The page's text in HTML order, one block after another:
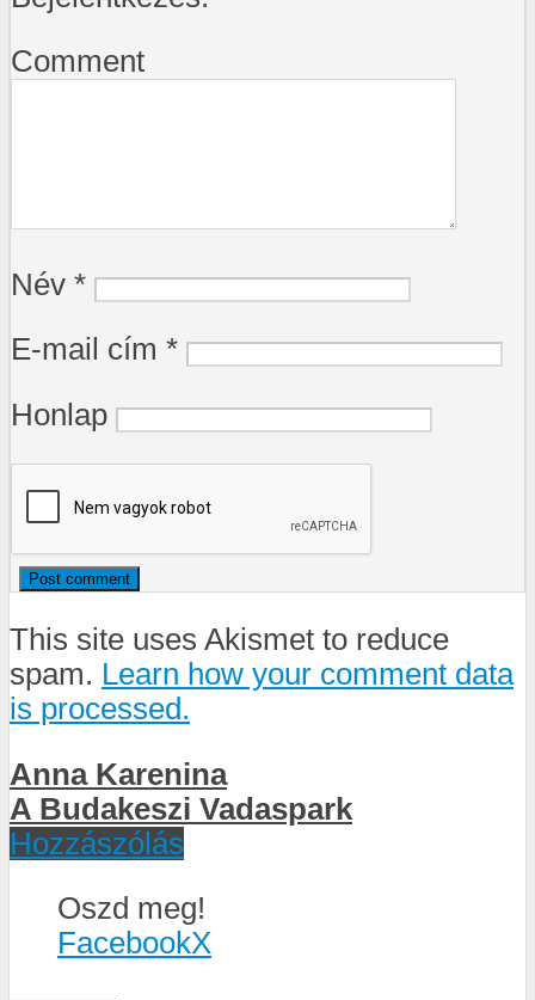
Comment
Név *
E-mail cím *
Honlap
This site uses Akismet to reduce
spam. Learn how your comment data
is processed.
Anna Karenina
A Budakeszi Vadaspark
Hozzászólás
Oszd meg!
FacebookX